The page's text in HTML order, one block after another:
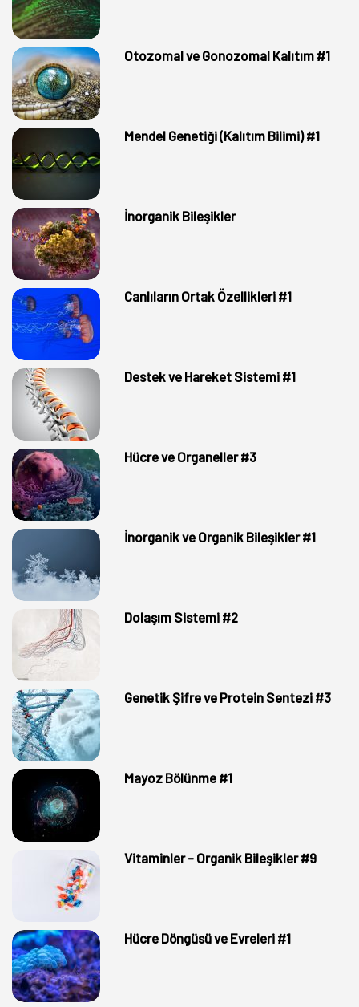
Otozomal ve Gonozomal Kalıtım #1
Mendel Genetiği (Kalıtım Bilimi) #1
İnorganik Bileşikler
Canlıların Ortak Özellikleri #1
Destek ve Hareket Sistemi #1
Hücre ve Organeller #3
İnorganik ve Organik Bileşikler #1
Dolaşım Sistemi #2
Genetik Şifre ve Protein Sentezi #3
Mayoz Bölünme #1
Vitaminler - Organik Bileşikler #9
Hücre Döngüsü ve Evreleri #1